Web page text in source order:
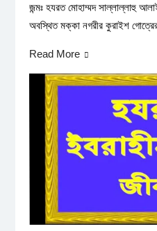
জন্মঃ হযরত মোহাম্মদ সাল্লাল্লাহু
অবস্থিত মক্কা নগরীর কুরাইশ
Read More